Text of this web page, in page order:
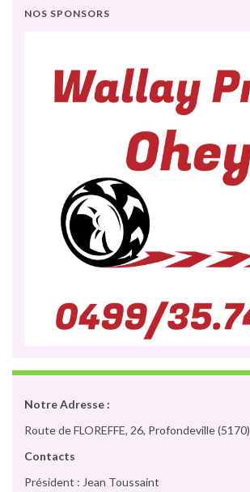
NOS SPONSORS
Notre Adresse :
Route de FLOREFFE, 26, Profondeville (5170)
Contacts
Président : Jean Toussaint